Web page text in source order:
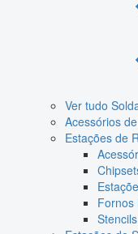
Ver tudo
Acessórios
Estações de
Fornos